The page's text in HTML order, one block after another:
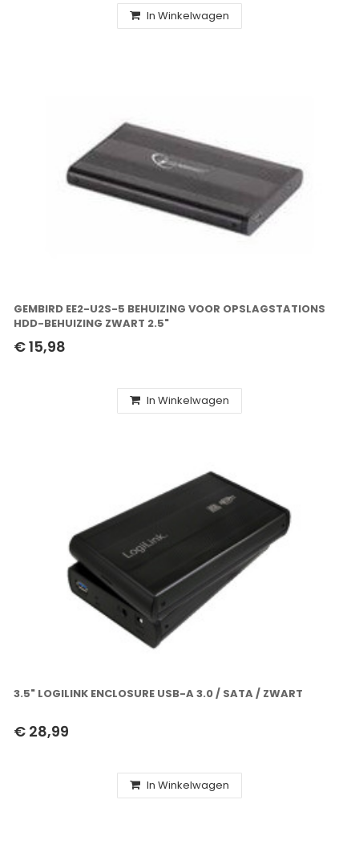
In Winkelwagen
GEMBIRD EE2-U2S-5 BEHUIZING VOOR OPSLAGSTATIONS
HDD-BEHUIZING ZWART 2.5"
€ 15,98
In Winkelwagen
3.5" LOGILINK ENCLOSURE USB-A 3.0 / SATA / ZWART
€ 28,99
In Winkelwagen